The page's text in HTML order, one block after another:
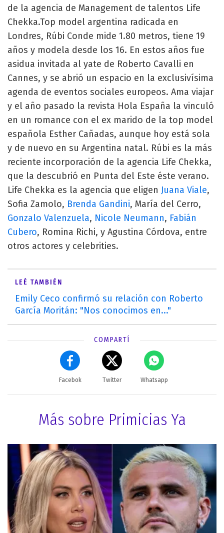
de la agencia de Management de talentos Life
Chekka.Top model argentina radicada en
Londres, Rúbi Conde mide 1.80 metros, tiene 19
años y modela desde los 16. En estos años fue
asidua invitada al yate de Roberto Cavalli en
Cannes, y se abrió un espacio en la exclusivísima
agenda de eventos sociales europeos. Ama viajar
y el año pasado la revista Hola España la vinculó
en un romance con el ex marido de la top model
española Esther Cañadas, aunque hoy está sola
y de nuevo en su Argentina natal. Rúbi es la más
reciente incorporación de la agencia Life Chekka,
que la descubrió en Punta del Este éste verano.
Life Chekka es la agencia que eligen Juana Viale,
Sofia Zamolo, Brenda Gandini, María del Cerro,
Gonzalo Valenzuela, Nicole Neumann, Fabián
Cubero, Romina Richi, y Agustina Córdova, entre
otros actores y celebrities.
LEÉ TAMBIÉN
Emily Ceco confirmó su relación con Roberto
García Moritán: "Nos conocimos en..."
COMPARTÍ
Facebok Twitter Whatsapp
Más sobre Primicias Ya